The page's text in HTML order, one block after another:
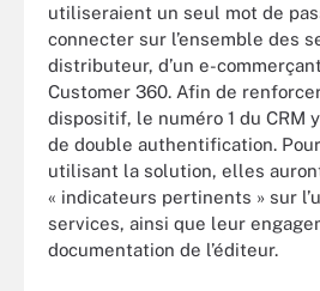
utiliseraient un seul mot de
connecter sur l’ensemble des
distributeur, d’un e-
Customer 360. Afin de
dispositif, le numéro 1 du CRM
de double authentification.
utilisant la solution, elles
« indicateurs pertinents » sur
services, ainsi que leur
documentation de l’éditeur.